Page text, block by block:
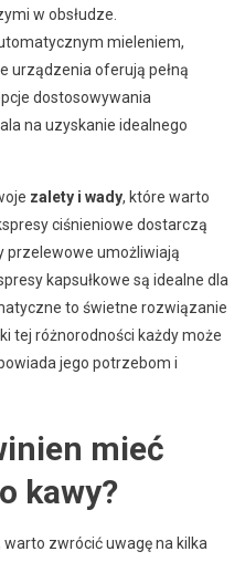
w obsłudze.
mieleniem,
urządzenia oferują pełną
dostosowywania
na uzyskanie idealnego
zalety i wady, które warto
ciśnieniowe dostarczą
przelewowe umożliwiają
kapsułkowe są idealne dla
to świetne rozwiązanie
tej różnorodności każdy może
jego potrzebom i
mieć
kawy?
zwrócić uwagę na kilka